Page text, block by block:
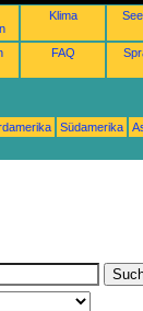
Klima
FAQ
Südamerika